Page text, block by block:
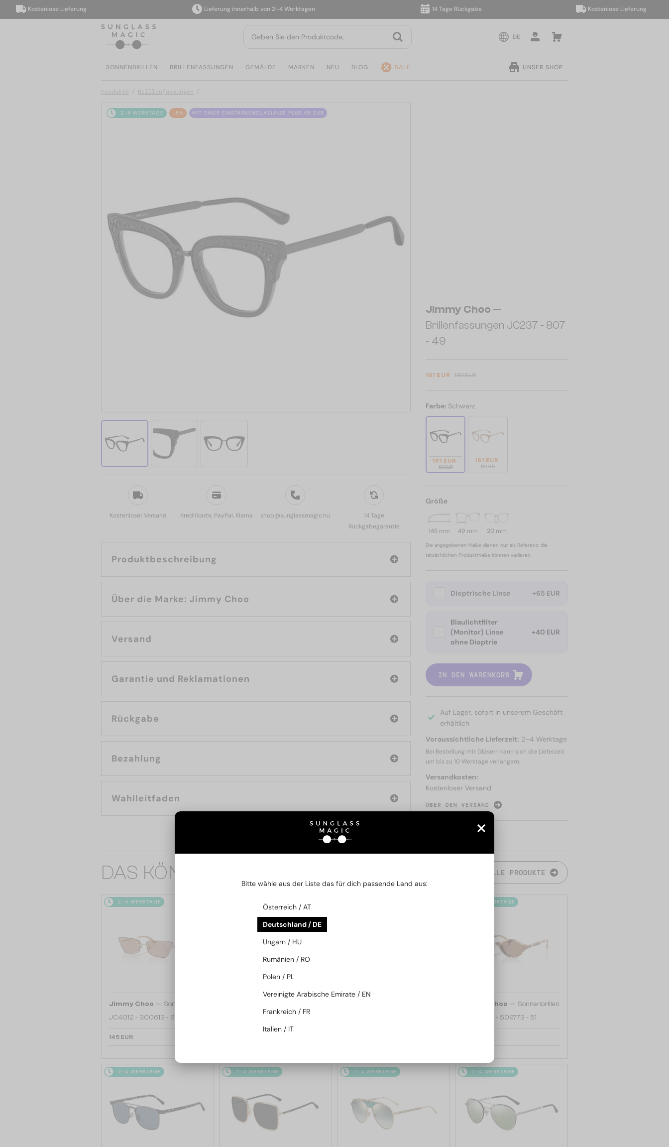
Kostenlose Lieferung Lieferung innerhalb von 2–4 Werktagen 14 Tage Rückgabe Kostenlose Lieferung
DE
SONNENBRILLEN BRILLENFASSUNGEN GEMÄLDE MARKEN NEU BLOG SALE UNSER SHOP
Produkte Brillenfassungen
2-4 WERKTAGE -5% MIT EINER EINSTÄRKENGLASLINSE PLUS 65 EUR
Kostenloser Versand Kreditkarte, PayPal, Klarna shop@sunglassmagic.hu
14 Tage
Rückgabegarantie
Produktbeschreibung
Über die Marke: Jimmy Choo
Versand
Garantie und Reklamationen
Rückgabe
Bezahlung
Wahlleitfaden
Jimmy Choo —
Brillenfassungen JC237 - 807
- 49
161 EUR 169 EUR
Farbe: Schwarz
161 EUR
169 EUR
161 EUR
169 EUR
Größe
145 mm 49 mm 20 mm
Die angegebenen Maße dienen nur als Referenz; die
tatsächlichen Produktmaße können variieren.
Dioptrische Linse +65 EUR
Blaulichtfilter
(Monitor) Linse
ohne Dioptrie
+40 EUR
IN DEN WARENKORB
Auf Lager, sofort in unserem Geschäft
erhältlich
Voraussichtliche Lieferzeit: 2–4 Werktage
Bei Bestellung mit Gläsern kann sich die Lieferzeit
um bis zu 10 Werktage verlängern.
Versandkosten:
Kostenloser Versand
ÜBER DEN VERSAND
DAS KÖNNTE SIE AUCH INTERESSIEREN ALLE PRODUKTE
2-4 WERKTAGE
Jimmy Choo — Sonnenbrillen
JC4012 - 300613 - 60
145 EUR
2-4 WERKTAGE
JC4012 - 300620 - 60
2-4 WERKTAGE
Jimmy Choo — Sonnenbrillen
JC5068U - 509773 - 51
2-4 WERKTAGE 2-4 WERKTAGE 2-4 WERKTAGE 2-4 WERKTAGE
Bitte wähle aus der Liste das für dich passende Land aus:
Österreich / AT
Deutschland / DE
Ungarn / HU
Rumänien / RO
Polen / PL
Vereinigte Arabische Emirate / EN
Frankreich / FR
Italien / IT